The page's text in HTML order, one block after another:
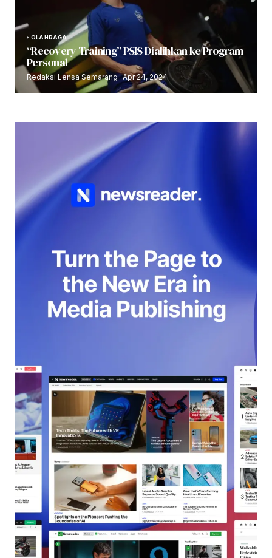
OLAHRAGA
“Recovery Training” PSIS Dialihkan ke Program
Personal
Redaksi Lensa Semarang Apr 24, 2024